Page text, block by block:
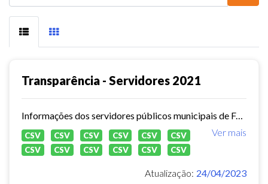
Transparência - Servidores 2021
Informações dos servidores públicos municipais de Fortaleza referente ao ano de 2021.
Ver mais
CSV CSV CSV CSV CSV
CSV
CSV
CSV CSV CSV CSV CSV
Atualização: 24/04/2023